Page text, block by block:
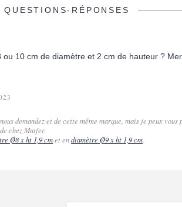
QUESTIONS-RÉPONSES
10 cm de diamètre et 2 cm de hauteur ?
demandez et de cette même marque, mais je peux
chez Matfer.
Ø8 x ht 1,9 cmet endiamètre Ø9 x ht 1,9 cm